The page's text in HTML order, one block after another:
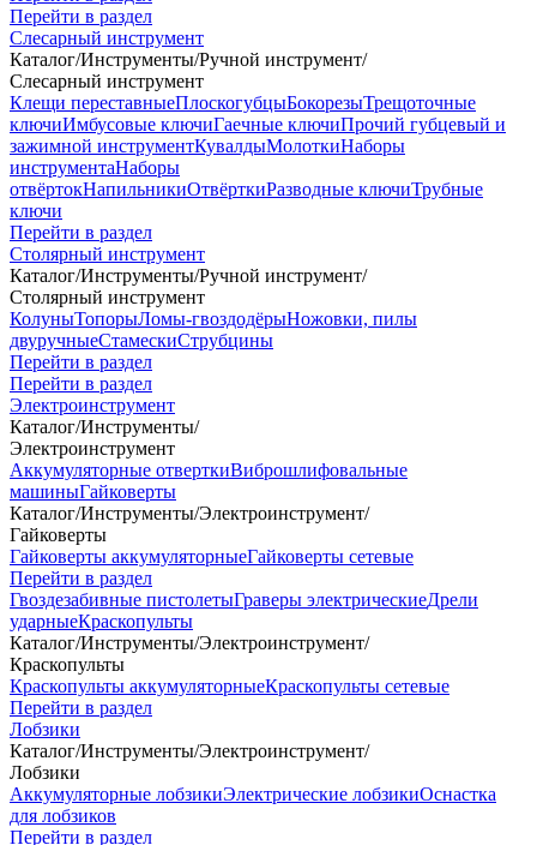
Перейти в раздел
Слесарный инструмент
Каталог/Инструменты/Ручной инструмент/
Слесарный инструмент
Клещи переставныеПлоскогубцыБокорезыТрещоточные
ключиИмбусовые ключиГаечные ключиПрочий губцевый и
зажимной инструментКувалдыМолоткиНаборы
инструментаНаборы
отвёртокНапильникиОтвёрткиРазводные ключиТрубные
ключи
Перейти в раздел
Столярный инструмент
Каталог/Инструменты/Ручной инструмент/
Столярный инструмент
КолуныТопорыЛомы-гвоздодёрыНожовки, пилы
двуручныеСтамескиСтрубцины
Перейти в раздел
Перейти в раздел
Электроинструмент
Каталог/Инструменты/
Электроинструмент
Аккумуляторные отверткиВиброшлифовальные
машиныГайковерты
Каталог/Инструменты/Электроинструмент/
Гайковерты
Гайковерты аккумуляторныеГайковерты сетевые
Перейти в раздел
Гвоздезабивные пистолетыГраверы электрическиеДрели
ударныеКраскопульты
Каталог/Инструменты/Электроинструмент/
Краскопульты
Краскопульты аккумуляторныеКраскопульты сетевые
Перейти в раздел
Лобзики
Каталог/Инструменты/Электроинструмент/
Лобзики
Аккумуляторные лобзикиЭлектрические лобзикиОснастка
для лобзиков
Перейти в раздел